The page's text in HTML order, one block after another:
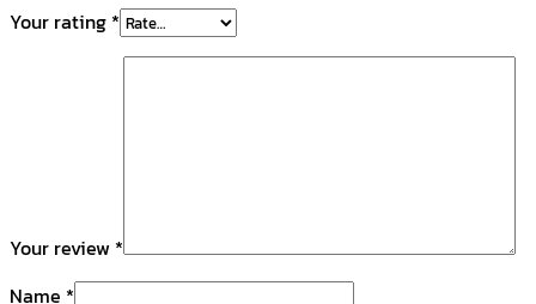
Your rating *
Your review *
Name *